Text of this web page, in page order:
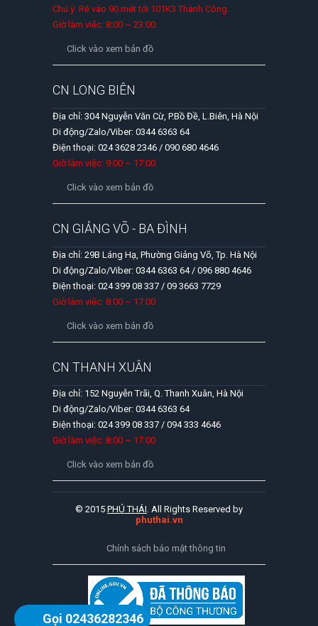
Chú ý: Rẽ vào 90 mét tới 101K3 Thành Công.
Giờ làm việc: 8:00 ~ 23:00.
Click vào xem bản đồ
CN LONG BIÊN
Địa chỉ: 304 Nguyễn Văn Cừ, P.Bồ Đề, L.Biên, Hà Nội
Di động/Zalo/Viber: 0344 6363 64
Điện thoại: 024 3628 2346 / 090 680 4646
Giờ làm việc: 9:00 ~ 17:00
Click vào xem bản đồ
CN GIẢNG VÕ - BA ĐÌNH
Địa chỉ: 29B Láng Hạ, Phường Giảng Võ, Tp. Hà Nội
Di động/Zalo/Viber: 0344 6363 64 / 096 880 4646
Điện thoại: 024 399 08 337 / 09 3663 7729
Giờ làm việc: 8:00 ~ 17:00
Click vào xem bản đồ
CN THANH XUÂN
Địa chỉ: 152 Nguyễn Trãi, Q. Thanh Xuân, Hà Nội
Di động/Zalo/Viber: 0344 6363 64
Điện thoại: 024 399 08 337 / 094 333 4646
Giờ làm việc: 8:00 ~ 17:00
Click vào xem bản đồ
© 2015 PHÚ THÁI. All Rights Reserved by
phuthai.vn
Chính sách bảo mật thông tin
Gọi 02436282346